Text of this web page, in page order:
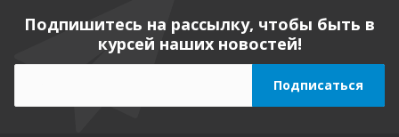
Подпишитесь на рассылку, чтобы быть в
курсей наших новостей!